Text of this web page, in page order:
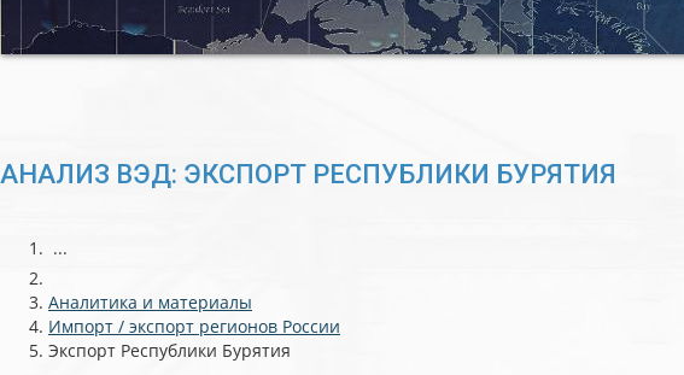
АНАЛИЗ ВЭД: ЭКСПОРТ РЕСПУБЛИКИ БУРЯТИЯ
...
Аналитика и материалы
Импорт / экспорт регионов России
Экспорт Республики Бурятия